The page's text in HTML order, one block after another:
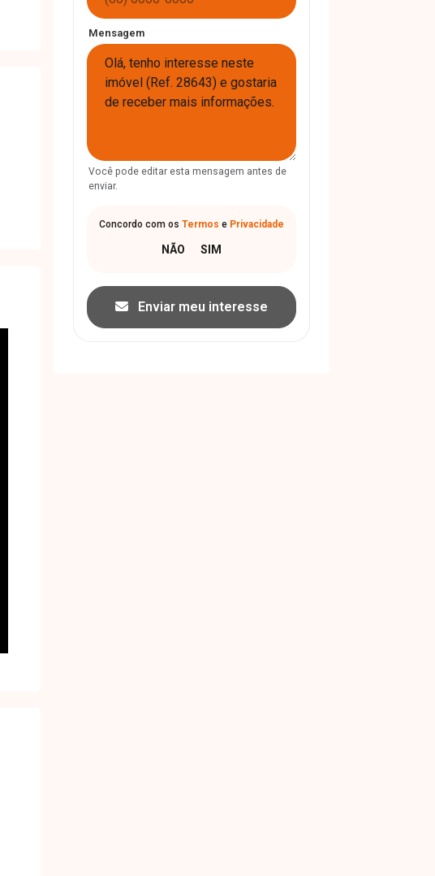
Mensagem
Você pode editar esta mensagem antes de
enviar.
Concordo com os Termos e Privacidade
Enviar meu interesse